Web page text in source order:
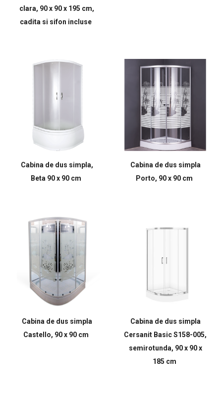
clara, 90 x 90 x 195 cm,
cadita si sifon incluse
Cabina de dus simpla,
Beta 90 x 90 cm
Cabina de dus simpla
Porto, 90 x 90 cm
Cabina de dus simpla
Castello, 90 x 90 cm
Cabina de dus simpla
Cersanit Basic S158-005,
semirotunda, 90 x 90 x
185 cm